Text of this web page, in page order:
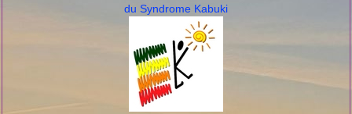
du Syndrome Kabuki